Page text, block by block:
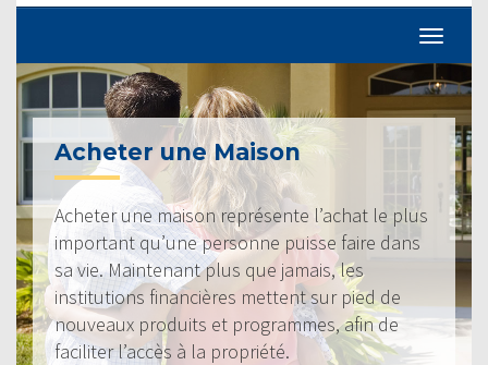
Acheter une Maison
Acheter une maison représente l’achat le plus
important qu’une personne puisse faire dans
sa vie. Maintenant plus que jamais, les
institutions financières mettent sur pied de
nouveaux produits et programmes, afin de
faciliter l’accès à la propriété.